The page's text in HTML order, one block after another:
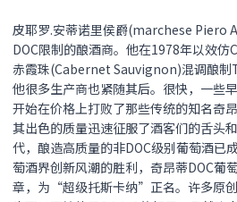
皮耶罗.安蒂诺里侯爵(marchese Piero
DOC限制的酿酒商。他在1978年以效
赤霞珠(Cabernet Sauvignon)混调酿
他很多生产商也紧随其后。很快，一些
开始在价格上打败了那些传统的知名奇昂
其出色的质量迅速征服了酒客们的舌头
代，酿造高质量的非DOC级别葡萄酒已
萄酒界创新风潮的胜利，奇昂蒂DOC葡
章，为“超级托斯卡纳”正名。许多原